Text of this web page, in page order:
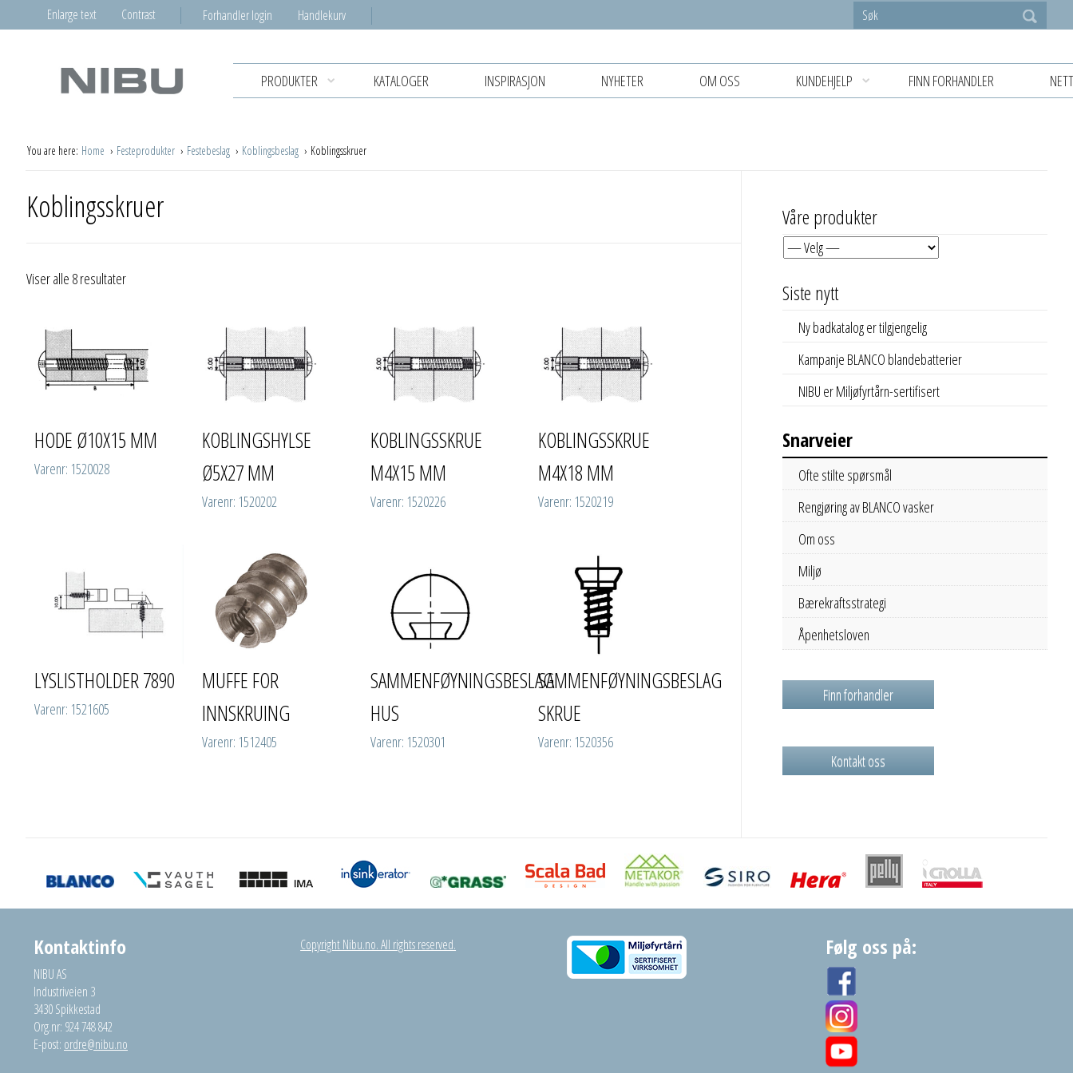
Enlarge text Contrast Forhandler login Handlekurv
PRODUKTER KATALOGER INSPIRASJON NYHETER OM OSS KUNDEHJELP FINN FORHANDLER
You are here: Home Festeprodukter Festebeslag Koblingsbeslag Koblingsskruer
Koblingsskruer
Viser alle 8 resultater
HODE Ø10X15 MM
Varenr: 1520028
KOBLINGSHYLSE
Ø5X27 MM
Varenr: 1520202
KOBLINGSSKRUE
M4X15 MM
Varenr: 1520226
KOBLINGSSKRUE
M4X18 MM
Varenr: 1520219
LYSLISTHOLDER 7890
Varenr: 1521605
MUFFE FOR
INNSKRUING
Varenr: 1512405
SAMMENFØYNINGSBESLAG
HUS
Varenr: 1520301
SAMMENFØYNINGSBESLAG
SKRUE
Varenr: 1520356
Våre produkter
Siste nytt
Ny badkatalog er tilgjengelig
Kampanje BLANCO blandebatterier
NIBU er Miljøfyrtårn-sertifisert
Snarveier
Ofte stilte spørsmål
Rengjøring av BLANCO vasker
Om oss
Miljø
Bærekraftsstrategi
Åpenhetsloven
Finn forhandler
Kontakt oss
Kontaktinfo
NIBU AS
Industriveien 3
3430 Spikkestad
Org.nr: 924 748 842
E-post: ordre@nibu.no
Copyright Nibu.no. All rights reserved. Følg oss på: